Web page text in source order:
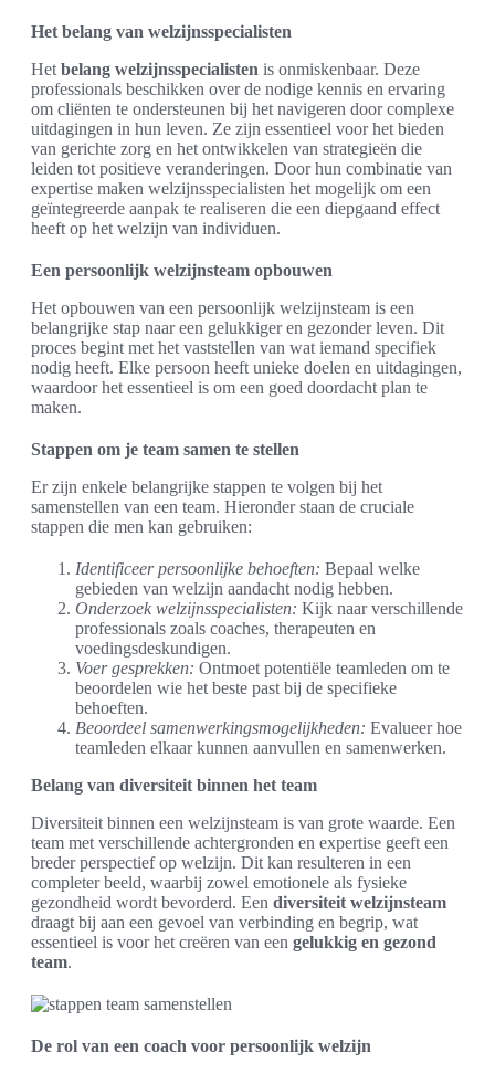
Het belang van welzijnsspecialisten
Het belang welzijnsspecialisten is onmiskenbaar. Deze
professionals beschikken over de nodige kennis en ervaring
om cliënten te ondersteunen bij het navigeren door complexe
uitdagingen in hun leven. Ze zijn essentieel voor het bieden
van gerichte zorg en het ontwikkelen van strategieën die
leiden tot positieve veranderingen. Door hun combinatie van
expertise maken welzijnsspecialisten het mogelijk om een
geïntegreerde aanpak te realiseren die een diepgaand effect
heeft op het welzijn van individuen.
Een persoonlijk welzijnsteam opbouwen
Het opbouwen van een persoonlijk welzijnsteam is een
belangrijke stap naar een gelukkiger en gezonder leven. Dit
proces begint met het vaststellen van wat iemand specifiek
nodig heeft. Elke persoon heeft unieke doelen en uitdagingen,
waardoor het essentieel is om een goed doordacht plan te
maken.
Stappen om je team samen te stellen
Er zijn enkele belangrijke stappen te volgen bij het
samenstellen van een team. Hieronder staan de cruciale
stappen die men kan gebruiken:
Identificeer persoonlijke behoeften: Bepaal welke
gebieden van welzijn aandacht nodig hebben.
Onderzoek welzijnsspecialisten: Kijk naar verschillende
professionals zoals coaches, therapeuten en
voedingsdeskundigen.
Voer gesprekken: Ontmoet potentiële teamleden om te
beoordelen wie het beste past bij de specifieke
behoeften.
Beoordeel samenwerkingsmogelijkheden: Evalueer hoe
teamleden elkaar kunnen aanvullen en samenwerken.
Belang van diversiteit binnen het team
Diversiteit binnen een welzijnsteam is van grote waarde. Een
team met verschillende achtergronden en expertise geeft een
breder perspectief op welzijn. Dit kan resulteren in een
completer beeld, waarbij zowel emotionele als fysieke
gezondheid wordt bevorderd. Een diversiteit welzijnsteam
draagt bij aan een gevoel van verbinding en begrip, wat
essentieel is voor het creëren van een gelukkig en gezond
team.
De rol van een coach voor persoonlijk welzijn